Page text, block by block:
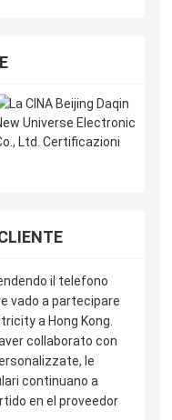
il telefono
vado a partecipare
a Hong Kong.
collaborato con
le
continuano a
en el proveedor